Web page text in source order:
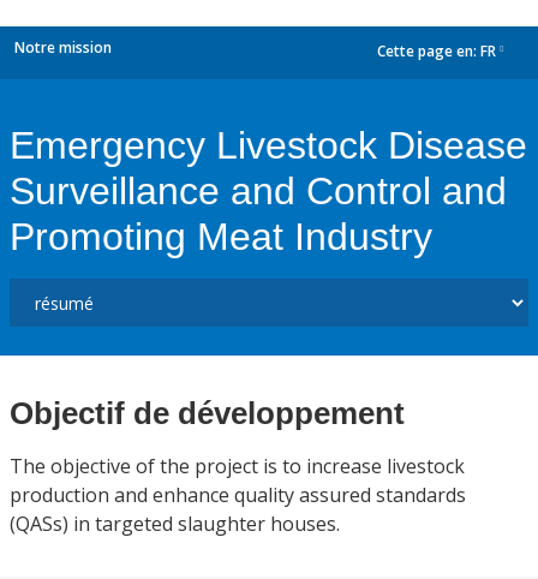
Notre mission Cette page en: FR
Emergency Livestock Disease
Surveillance and Control and
Promoting Meat Industry
Objectif de développement
The objective of the project is to increase livestock
production and enhance quality assured standards
(QASs) in targeted slaughter houses.